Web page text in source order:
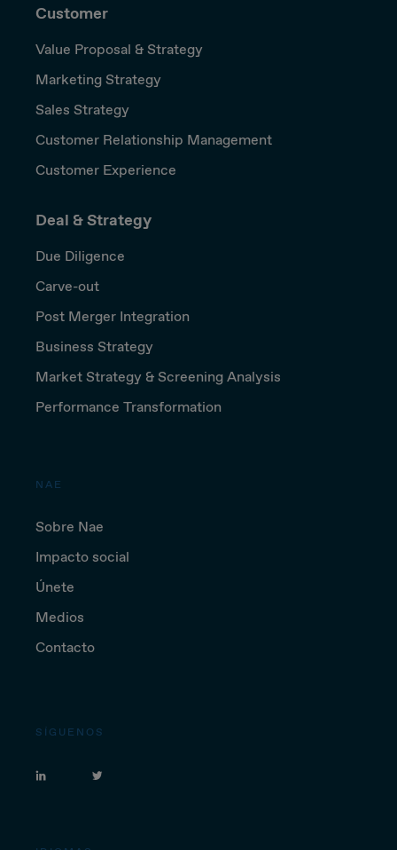
Customer
Value Proposal & Strategy
Marketing Strategy
Sales Strategy
Customer Relationship Management
Customer Experience
Deal & Strategy
Due Diligence
Carve-out
Post Merger Integration
Business Strategy
Market Strategy & Screening Analysis
Performance Transformation
NAE
Sobre Nae
Impacto social
Únete
Medios
Contacto
SÍGUENOS